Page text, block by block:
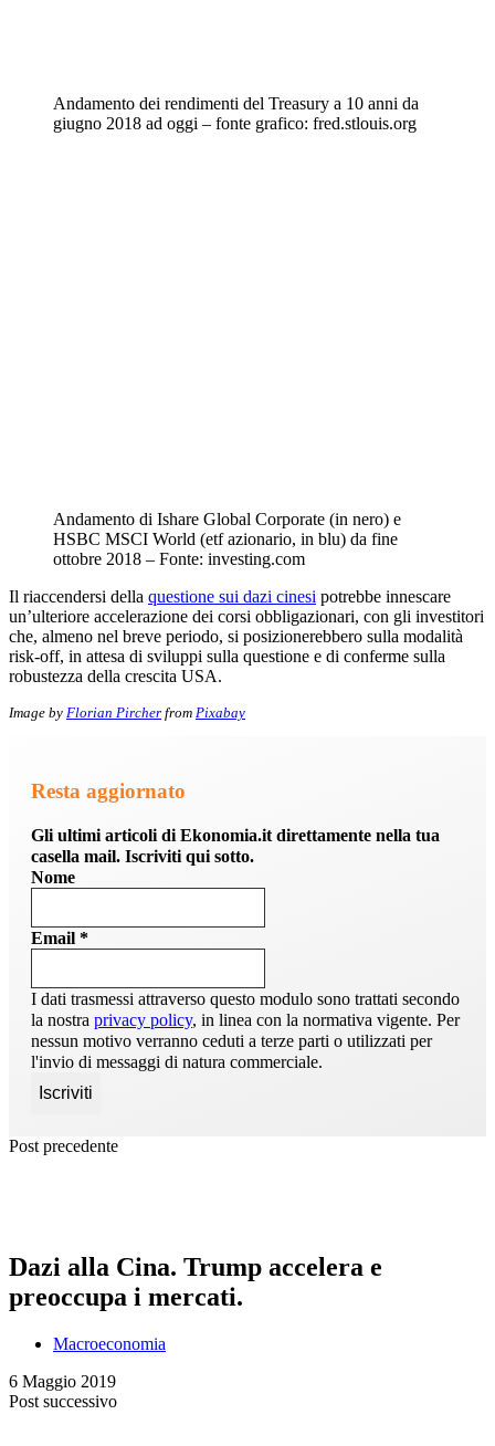
Andamento dei rendimenti del Treasury a 10 anni da
giugno 2018 ad oggi – fonte grafico: fred.stlouis.org
Andamento di Ishare Global Corporate (in nero) e
HSBC MSCI World (etf azionario, in blu) da fine
ottobre 2018 – Fonte: investing.com
Il riaccendersi della questione sui dazi cinesi potrebbe innescare
un’ulteriore accelerazione dei corsi obbligazionari, con gli investitori
che, almeno nel breve periodo, si posizionerebbero sulla modalità
risk-off, in attesa di sviluppi sulla questione e di conferme sulla
robustezza della crescita USA.
Image by Florian Pircher from Pixabay
Resta aggiornato
Gli ultimi articoli di Ekonomia.it direttamente nella tua
casella mail. Iscriviti qui sotto.
Nome
Email *
I dati trasmessi attraverso questo modulo sono trattati secondo
la nostra privacy policy, in linea con la normativa vigente. Per
nessun motivo verranno ceduti a terze parti o utilizzati per
l'invio di messaggi di natura commerciale.
Post precedente
Dazi alla Cina. Trump accelera e
preoccupa i mercati.
Macroeconomia
6 Maggio 2019
Post successivo